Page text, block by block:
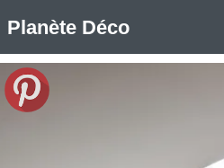
Planète Déco